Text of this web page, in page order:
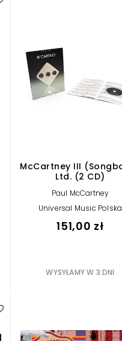
McCartney III
Ltd. (2 CD)
Paul McCartney
Universal Music Polska
151,00 zł
WYSYŁAMY W 3 DNI